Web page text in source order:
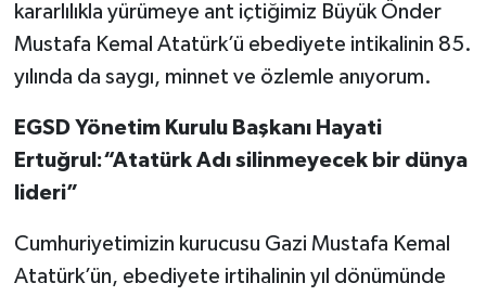
kararlılıkla yürümeye ant içtiğimiz Büyük Önder
Mustafa Kemal Atatürk’ü ebediyete intikalinin 85.
yılında da saygı, minnet ve özlemle anıyorum.
EGSD Yönetim Kurulu Başkanı Hayati
Ertuğrul:“Atatürk Adı silinmeyecek bir dünya
lideri”
Cumhuriyetimizin kurucusu Gazi Mustafa Kemal
Atatürk’ün, ebediyete irtihalinin yıl dönümünde